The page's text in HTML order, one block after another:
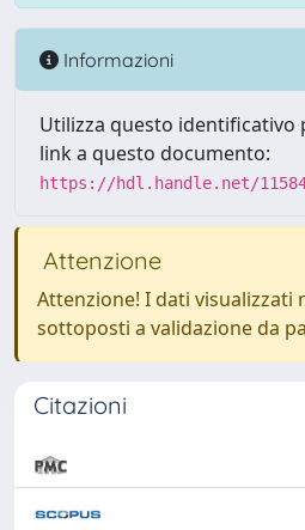
Informazioni
Utilizza questo identificativo
link a questo documento:
https://hdl.handle.net/
Attenzione
Attenzione! I dati visualizzati
sottoposti a validazione da
Citazioni